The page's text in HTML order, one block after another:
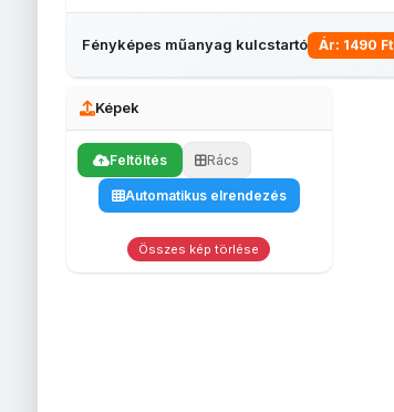
Fényképes műanyag kulcstartó Ár: 1490 Ft
Fényképes
Bögrék
Fényképes
egérpadok
fényképes
Képek
Feltöltés Rács
Automatikus elrendezés
Összes kép törlése